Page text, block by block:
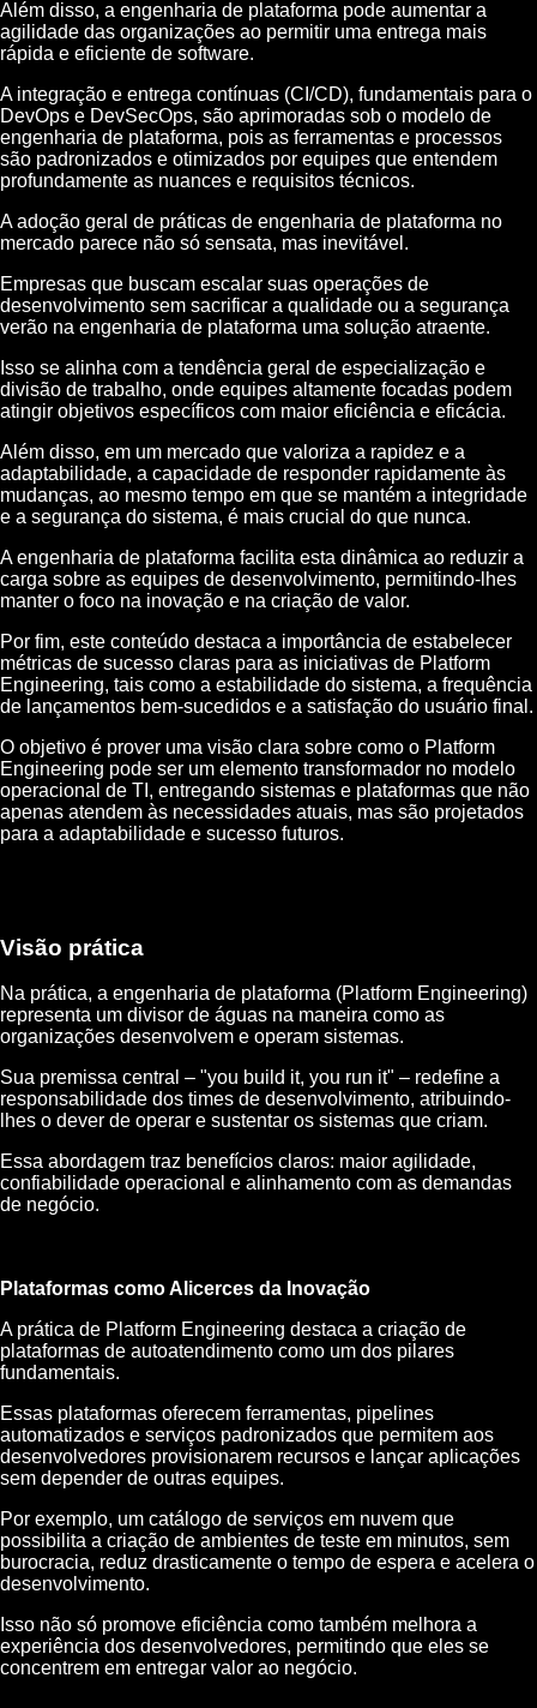
Além disso, a engenharia de plataforma pode aumentar a
agilidade das organizações ao permitir uma entrega mais
rápida e eficiente de software.
A integração e entrega contínuas (CI/CD), fundamentais para o
DevOps e DevSecOps, são aprimoradas sob o modelo de
engenharia de plataforma, pois as ferramentas e processos
são padronizados e otimizados por equipes que entendem
profundamente as nuances e requisitos técnicos.
A adoção geral de práticas de engenharia de plataforma no
mercado parece não só sensata, mas inevitável.
Empresas que buscam escalar suas operações de
desenvolvimento sem sacrificar a qualidade ou a segurança
verão na engenharia de plataforma uma solução atraente.
Isso se alinha com a tendência geral de especialização e
divisão de trabalho, onde equipes altamente focadas podem
atingir objetivos específicos com maior eficiência e eficácia.
Além disso, em um mercado que valoriza a rapidez e a
adaptabilidade, a capacidade de responder rapidamente às
mudanças, ao mesmo tempo em que se mantém a integridade
e a segurança do sistema, é mais crucial do que nunca.
A engenharia de plataforma facilita esta dinâmica ao reduzir a
carga sobre as equipes de desenvolvimento, permitindo-lhes
manter o foco na inovação e na criação de valor.
Por fim, este conteúdo destaca a importância de estabelecer
métricas de sucesso claras para as iniciativas de Platform
Engineering, tais como a estabilidade do sistema, a frequência
de lançamentos bem-sucedidos e a satisfação do usuário final.
O objetivo é prover uma visão clara sobre como o Platform
Engineering pode ser um elemento transformador no modelo
operacional de TI, entregando sistemas e plataformas que não
apenas atendem às necessidades atuais, mas são projetados
para a adaptabilidade e sucesso futuros.
Visão prática
Na prática, a engenharia de plataforma (Platform Engineering)
representa um divisor de águas na maneira como as
organizações desenvolvem e operam sistemas.
Sua premissa central – "you build it, you run it" – redefine a
responsabilidade dos times de desenvolvimento, atribuindo-
lhes o dever de operar e sustentar os sistemas que criam.
Essa abordagem traz benefícios claros: maior agilidade,
confiabilidade operacional e alinhamento com as demandas
de negócio.
Plataformas como Alicerces da Inovação
A prática de Platform Engineering destaca a criação de
plataformas de autoatendimento como um dos pilares
fundamentais.
Essas plataformas oferecem ferramentas, pipelines
automatizados e serviços padronizados que permitem aos
desenvolvedores provisionarem recursos e lançar aplicações
sem depender de outras equipes.
Por exemplo, um catálogo de serviços em nuvem que
possibilita a criação de ambientes de teste em minutos, sem
burocracia, reduz drasticamente o tempo de espera e acelera o
desenvolvimento.
Isso não só promove eficiência como também melhora a
experiência dos desenvolvedores, permitindo que eles se
concentrem em entregar valor ao negócio.